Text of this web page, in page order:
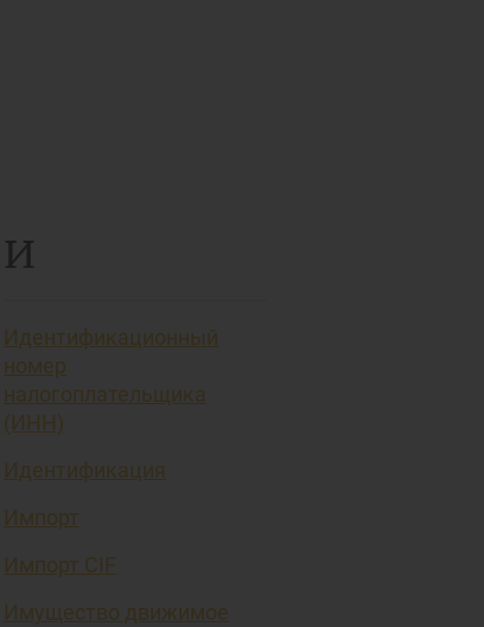
И
Идентификационный
номер
налогоплательщика
(ИНН)
Идентификация
Импорт
Импорт CIF
Имущество движимое